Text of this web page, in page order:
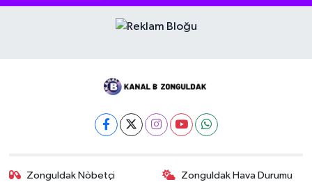
Zonguldak Nöbetçi
Zonguldak Hava Durumu